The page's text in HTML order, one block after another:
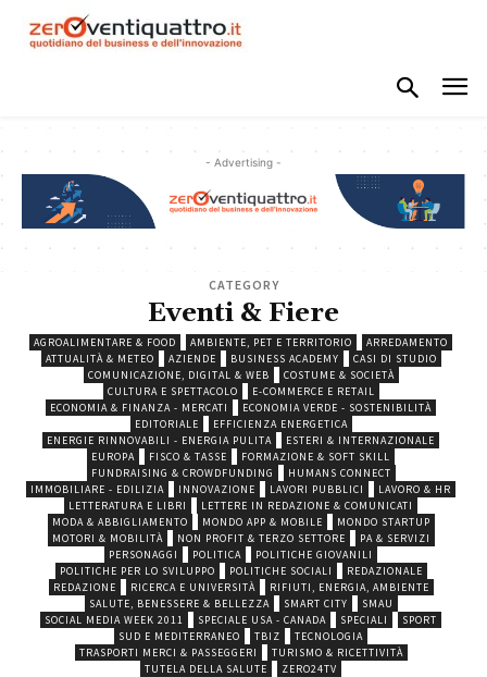
- Advertising -
CATEGORY
Eventi & Fiere
AGROALIMENTARE & FOOD AMBIENTE, PET E TERRITORIO
ARREDAMENTO
ATTUALITÀ & METEO
AZIENDE BUSINESS ACADEMY
CASI DI STUDIO
COMUNICAZIONE, DIGITAL & WEB
COSTUME & SOCIETÀ
CULTURA E SPETTACOLO
E-COMMERCE E RETAIL
ECONOMIA & FINANZA - MERCATI
ECONOMIA VERDE - SOSTENIBILITÀ
EDITORIALE
EFFICIENZA ENERGETICA
ENERGIE RINNOVABILI - ENERGIA PULITA
ESTERI & INTERNAZIONALE
EUROPA
FISCO & TASSE
FORMAZIONE & SOFT SKILL
FUNDRAISING & CROWDFUNDING
HUMANS CONNECT
IMMOBILIARE - EDILIZIA
INNOVAZIONE LAVORI PUBBLICI
LAVORO & HR
LETTERATURA E LIBRI
LETTERE IN REDAZIONE & COMUNICATI
MODA & ABBIGLIAMENTO
MONDO APP & MOBILE
MONDO STARTUP
MOTORI & MOBILITÀ
NON PROFIT & TERZO SETTORE
PA & SERVIZI
PERSONAGGI
POLITICA
POLITICHE GIOVANILI
POLITICHE PER LO SVILUPPO
POLITICHE SOCIALI
REDAZIONALE
REDAZIONE
RICERCA E UNIVERSITÀ
RIFIUTI, ENERGIA, AMBIENTE
SALUTE, BENESSERE & BELLEZZA
SMART CITY
SMAU
SOCIAL MEDIA WEEK 2011
SPECIALE USA - CANADA SPECIALI
SPORT
SUD E MEDITERRANEO
TBIZ
TECNOLOGIA
TRASPORTI MERCI & PASSEGGERI
TURISMO & RICETTIVITÀ
TUTELA DELLA SALUTE
ZERO24TV